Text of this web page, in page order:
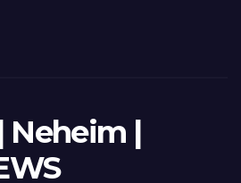
Neheim |